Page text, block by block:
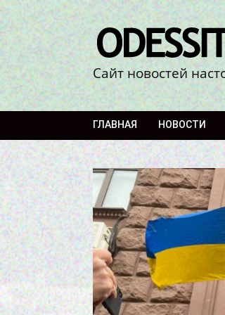
Сайт новостей
ГЛАВНАЯ НОВОСТИ